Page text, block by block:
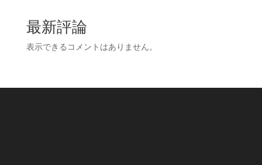
最新評論
表示できるコメントはありません。